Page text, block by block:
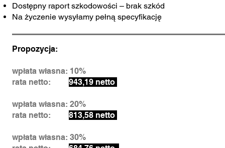
Dostępny raport szkodowości – brak szkód
Na życzenie wysyłamy pełną specyfikację
Propozycja:
wpłata własna: 10%
rata netto:
943,19 netto
wpłata własna: 20%
rata netto:
813,58 netto
wpłata własna: 30%